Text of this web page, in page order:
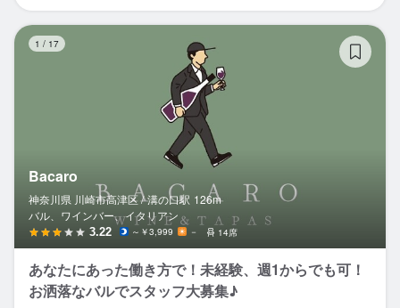
1 / 17
Bacaro
神奈川県 川崎市高津区 / 溝の口駅 126m
バル、ワインバー、イタリアン
3.22 ～￥3,999 － 14席
あなたにあった働き方で！未経験、週1からでも可！
お洒落なバルでスタッフ大募集♪